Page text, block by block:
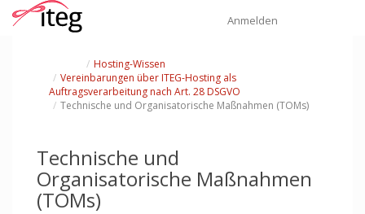
Startseite
Anmelden
Schalte
übergeordneten
Baum
von
Technische
und
Organisatorische
Maßnahmen
(TOMs)
um.
Hosting-Wissen
Verzeichnisbaum
unter
Hosting-
Wissen
um.
Vereinbarungen über ITEG-Hosting als
Auftragsverarbeitung nach Art. 28 DSGVO
Verzeichnisbaum
unter
Vereinbarungen
Technische und Organisatorische Maßnahmen (TOMs)
Organisatorische
Maßnahmen
(TOMs)
um.
Technische und
Organisatorische Maßnahmen
(TOMs)